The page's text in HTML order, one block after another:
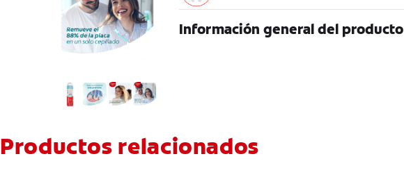
Información general del producto
Productos relacionados